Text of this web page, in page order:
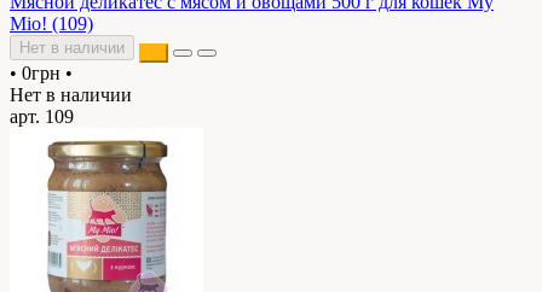
Mio! (109)
Нет в наличии
• 0грн •
Нет в наличии
арт. 109